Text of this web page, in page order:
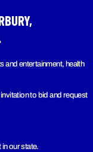
and entertainment, health
to bid and request
our state.